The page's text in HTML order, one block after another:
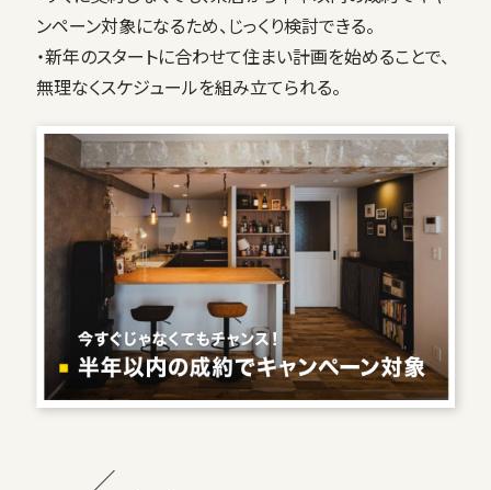
ンペーン対象になるため、じっくり検討できる。
・新年のスタートに合わせて住まい計画を始めることで、
無理なくスケジュールを組み立てられる。